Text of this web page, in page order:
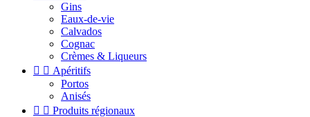
Gins
Eaux-de-vie
Calvados
Cognac
Crèmes & Liqueurs
  Apéritifs
Portos
Anisés
  Produits régionaux